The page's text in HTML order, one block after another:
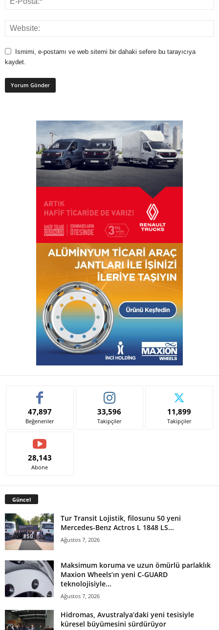
Ismimi, e-postamı ve web sitemi bir dahaki sefere bu tarayıcıya
kaydet.
47,897
Beğenenler
33,596
Takipçiler
11,899
Takipçiler
28,143
Abone
Güncel
Tur Transit Lojistik, filosunu 50 yeni
Mercedes-Benz Actros L 1848 LS...
Ağustos 7, 2026
Maksimum koruma ve uzun ömürlü parlaklık
Maxion Wheels’ın yeni C-GUARD
teknolojisiyle...
Ağustos 7, 2026
Hidromas, Avustralya’daki yeni tesisiyle
küresel büyümesini sürdürüyor